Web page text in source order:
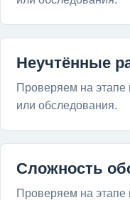
Неучтённые
Проверяем на этапе
или обследования.
Сложность
Проверяем на этапе